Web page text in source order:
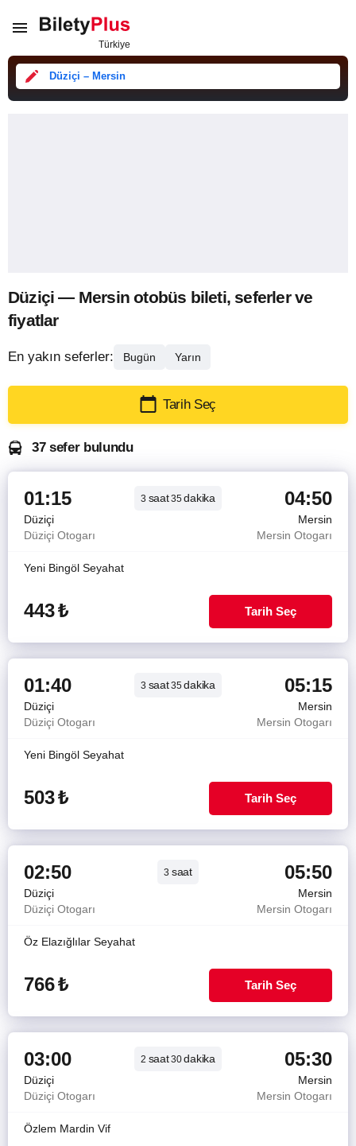
Düziçi – Mersin
Düziçi — Mersin otobüs bileti, seferler ve
fiyatlar
En yakın seferler: Bugün Yarın
Tarih Seç
37 sefer bulundu
01:15 3 saat35dakika 04:50
Düziçi
Mersin
Düziçi Otogarı
Mersin Otogarı
Yeni Bingöl Seyahat
443₺ Tarih Seç
01:40 3 saat35dakika 05:15
Düziçi
Mersin
Düziçi Otogarı
Mersin Otogarı
Yeni Bingöl Seyahat
503₺ Tarih Seç
02:50 3 saat 05:50
Düziçi
Mersin
Düziçi Otogarı
Mersin Otogarı
Öz Elazığlılar Seyahat
766₺ Tarih Seç
03:00 2 saat30dakika 05:30
Düziçi
Mersin
Düziçi Otogarı
Mersin Otogarı
Özlem Mardin Vif